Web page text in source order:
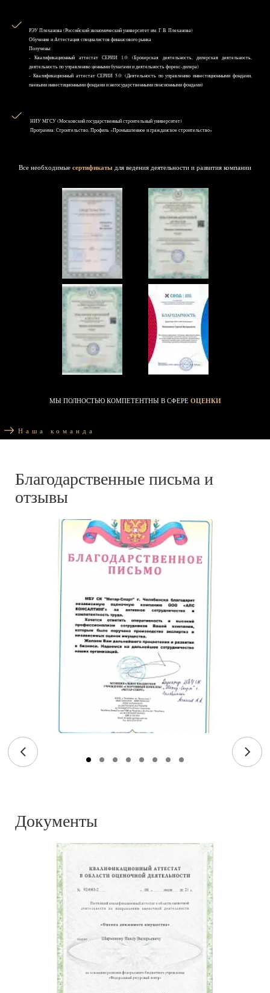
РЭУ Плеханова (Российский экономический университет им. Г.В. Плеханова)
Обучение и Аттестация специалистов финансового рынка
Получены:
- Квалификационный аттестат СЕРИИ 1.0: (Брокерская деятельность, дилерская деятельность,
деятельность по управлению ценными бумагами и деятельность форекс-дилера)
- Квалификационный аттестат СЕРИИ 5.0: (Деятельность по управлению инвестиционными фондами,
паевыми инвестиционными фондами и негосударственными пенсионными фондами)
НИУ MГСУ (Московский государственный строительный университет)
Программа: Строительство, Профиль «Промышленное и гражданское строительство»
Все необходимые сертификаты для ведения деятельности и развития компании
МЫ ПОЛНОСТЬЮ КОМПЕТЕНТНЫ В СФЕРЕ ОЦЕНКИ
Наша команда
Благодарственные письма и
отзывы
Документы